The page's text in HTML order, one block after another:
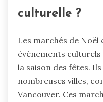
culturelle ?
Les marchés de Noël
événements
la saison des fêtes.
nombreuses villes,
Vancouver. Ces